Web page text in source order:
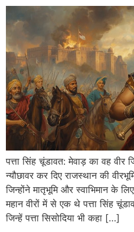
पत्ता सिंह चूंडावत: मेवाड़ का वह वीर
न्यौछावर कर दिए राजस्थान की
जिन्होंने मातृभूमि और स्वाभिमान के
महान वीरों में से एक थे पत्ता सिंह
जिन्हें पत्ता सिसोदिया भी कहा […]